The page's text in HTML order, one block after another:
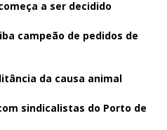
a ser decidido
campeão de pedidos de
da causa animal
sindicalistas do Porto de